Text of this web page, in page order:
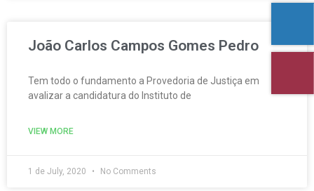
João Carlos Campos Gomes Pedro
Tem todo o fundamento a Provedoria de Justiça em
avalizar a candidatura do Instituto de
VIEW MORE
1 de July, 2020 No Comments